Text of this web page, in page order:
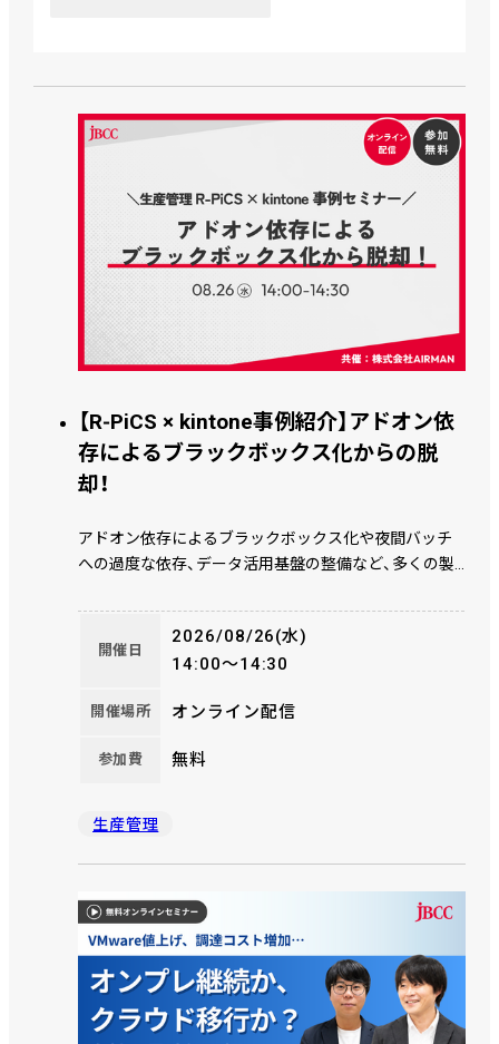
【R‑PiCS × kintone事例紹介】アドオン依
存によるブラックボックス化からの脱
却！
アドオン依存によるブラックボックス化や夜間バッチ
への過度な依存、データ活用基盤の整備など、多くの製
ム刷新によってこれらの課題を解消しました。 R-PiCS
を中心に、kintone×Qanat（データ連携）×WebReport（BI）
を組み合わせることで、「止まらない・属人化しない・拡
ミナーでは、アドオン最小化を実現するためのシステム
チ、さらに経営層から評価された投資対効果について、
開催日
2026/08/26(水)
14:00～14:30
開催場所 オンライン配信
参加費 無料
生産管理